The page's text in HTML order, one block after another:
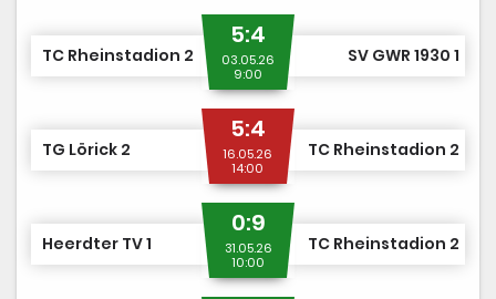
TC Rheinstadion 2
5:4
03.05.26
9:00
SV GWR 1930 1
TG Lörick 2
5:4
16.05.26
14:00
TC Rheinstadion 2
Heerdter TV 1
0:9
31.05.26
10:00
TC Rheinstadion 2